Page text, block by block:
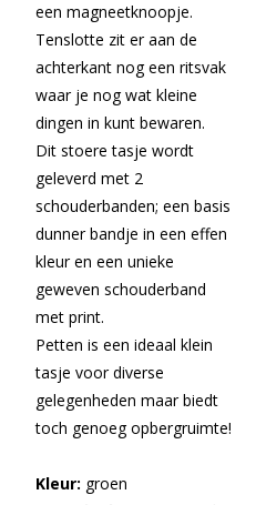
een magneetknoopje.
Tenslotte zit er aan de
achterkant nog een ritsvak
waar je nog wat kleine
dingen in kunt bewaren.
Dit stoere tasje wordt
geleverd met 2
schouderbanden; een basis
dunner bandje in een effen
kleur en een unieke
geweven schouderband
met print.
Petten is een ideaal klein
tasje voor diverse
gelegenheden maar biedt
toch genoeg opbergruimte!
Kleur: groen